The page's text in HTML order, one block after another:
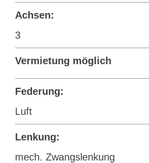
Achsen:
3
Vermietung möglich
Federung:
Luft
Lenkung:
mech. Zwangslenkung